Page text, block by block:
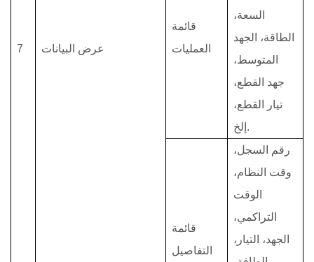
7 عرض البيانات
قائمة
العمليات
السعة،
الطاقة، الجهد
المتوسط،
جهد القطع،
تيار القطع،
إلخ.
قائمة
التفاصيل
رقم السجل،
وقت النظام،
الوقت
التراكمي،
الجهد، التيار،